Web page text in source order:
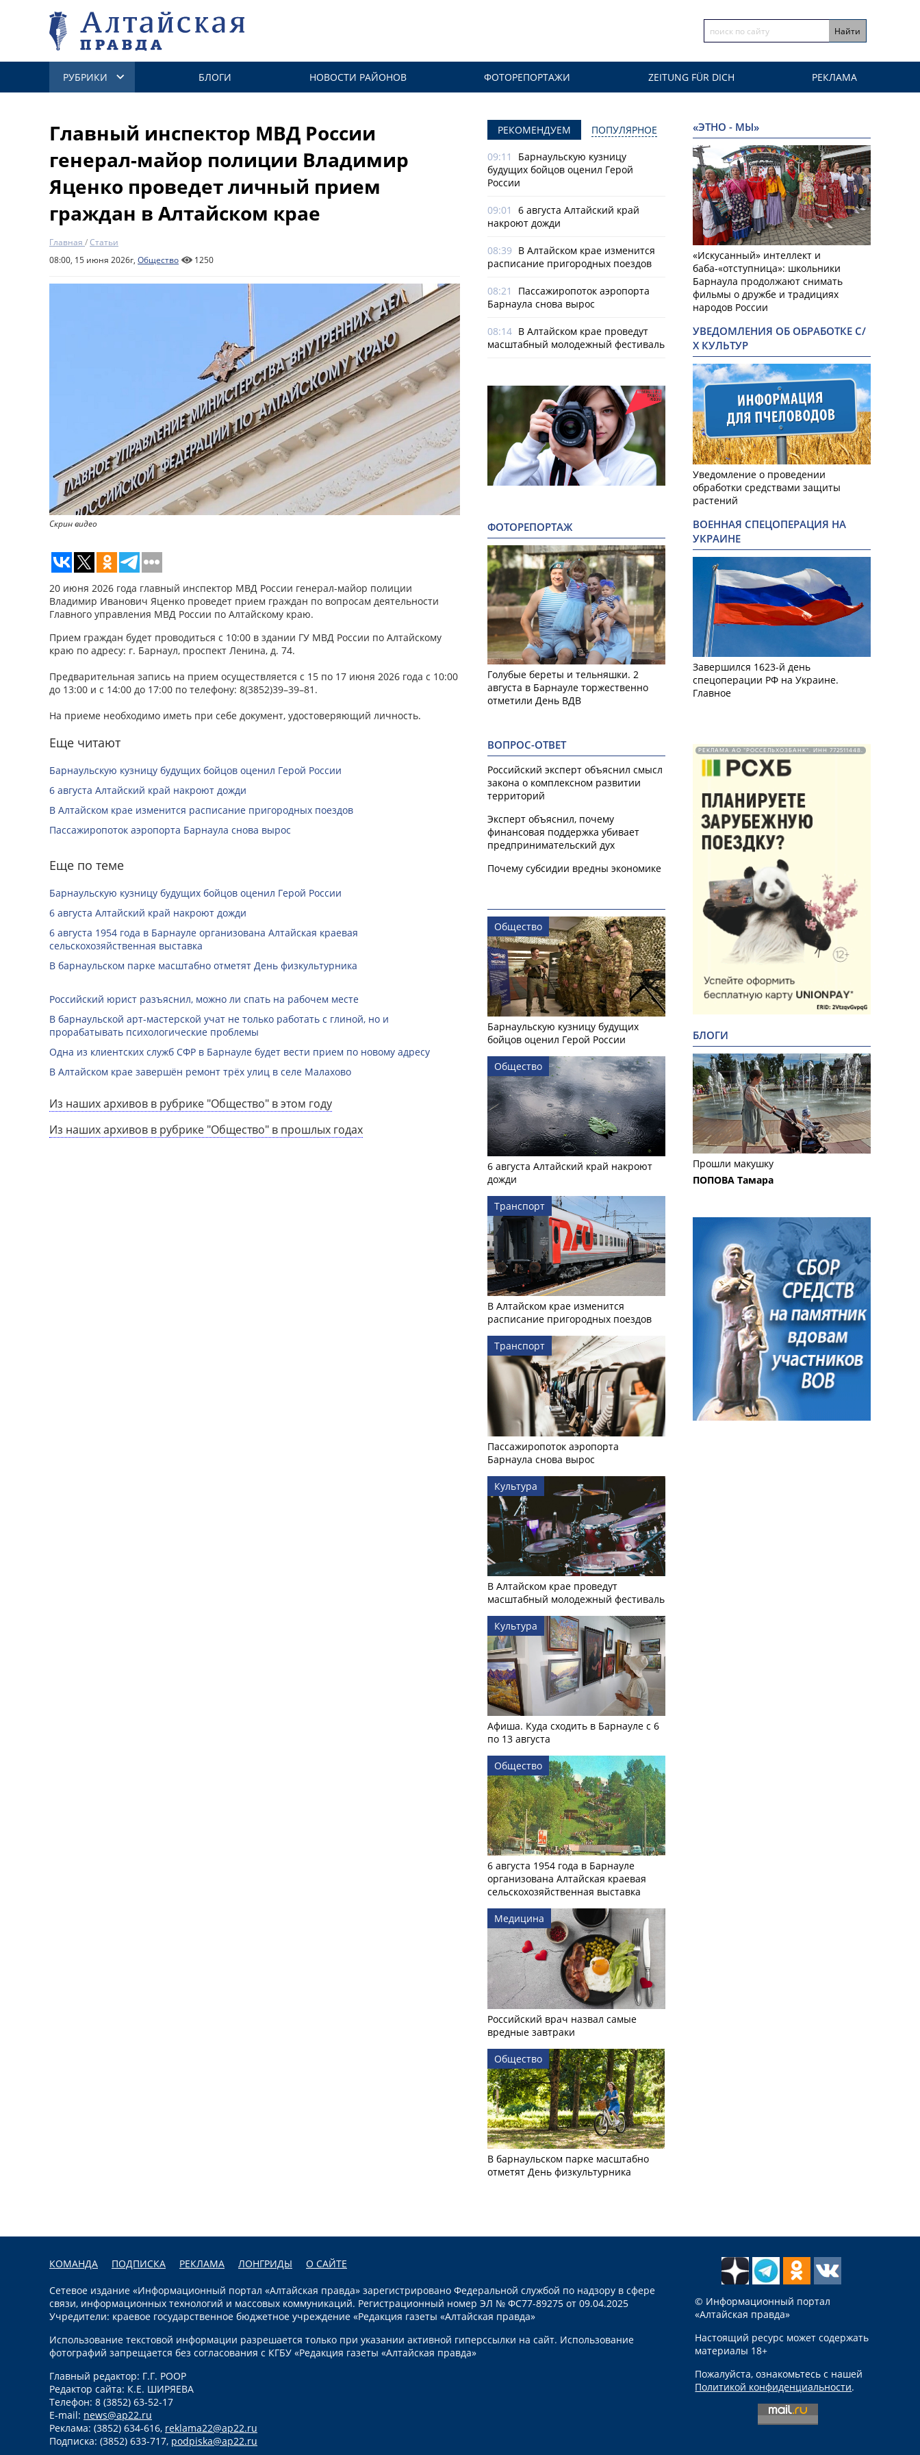
РУБРИКИ БЛОГИ НОВОСТИ РАЙОНОВ ФОТОРЕПОРТАЖИ ZEITUNG FÜR DICH РЕКЛАМА
Главный инспектор МВД России
генерал-майор полиции Владимир
Яценко проведет личный прием
граждан в Алтайском крае
Главная /Статьи
08:00, 15 июня 2026г, Общество 1250
Скрин видео
20 июня 2026 года главный инспектор МВД России генерал-майор полиции
Владимир Иванович Яценко проведет прием граждан по вопросам деятельности
Главного управления МВД России по Алтайскому краю.
Прием граждан будет проводиться с 10:00 в здании ГУ МВД России по Алтайскому
краю по адресу: г. Барнаул, проспект Ленина, д. 74.
Предварительная запись на прием осуществляется с 15 по 17 июня 2026 года с 10:00
до 13:00 и с 14:00 до 17:00 по телефону: 8(3852)39–39–81.
На приеме необходимо иметь при себе документ, удостоверяющий личность.
Еще читают
Барнаульскую кузницу будущих бойцов оценил Герой России
6 августа Алтайский край накроют дожди
В Алтайском крае изменится расписание пригородных поездов
Пассажиропоток аэропорта Барнаула снова вырос
Еще по теме
Барнаульскую кузницу будущих бойцов оценил Герой России
6 августа Алтайский край накроют дожди
6 августа 1954 года в Барнауле организована Алтайская краевая
сельскохозяйственная выставка
В барнаульском парке масштабно отметят День физкультурника
Российский юрист разъяснил, можно ли спать на рабочем месте
В барнаульской арт-мастерской учат не только работать с глиной, но и
прорабатывать психологические проблемы
Одна из клиентских служб СФР в Барнауле будет вести прием по новому адресу
В Алтайском крае завершён ремонт трёх улиц в селе Малахово
Из наших архивов в рубрике "Общество" в этом году
Из наших архивов в рубрике "Общество" в прошлых годах
РЕКОМЕНДУЕМ ПОПУЛЯРНОЕ
09:11
Барнаульскую кузницу
будущих бойцов оценил Герой
России
09:01
6 августа Алтайский край
накроют дожди
08:39 В Алтайском крае изменится
расписание пригородных поездов
08:21
Пассажиропоток аэропорта
Барнаула снова вырос
08:14 В Алтайском крае проведут
масштабный молодежный фестиваль
ФОТОРЕПОРТАЖ
Голубые береты и тельняшки. 2
августа в Барнауле торжественно
отметили День ВДВ
ВОПРОС-ОТВЕТ
Российский эксперт объяснил смысл
закона о комплексном развитии
территорий
Эксперт объяснил, почему
финансовая поддержка убивает
предпринимательский дух
Почему субсидии вредны экономике
Общество
Барнаульскую кузницу будущих
бойцов оценил Герой России
Общество
6 августа Алтайский край накроют
дожди
Транспорт
В Алтайском крае изменится
расписание пригородных поездов
Транспорт
Пассажиропоток аэропорта
Барнаула снова вырос
Культура
В Алтайском крае проведут
масштабный молодежный фестиваль
Культура
Афиша. Куда сходить в Барнауле с 6
по 13 августа
Общество
6 августа 1954 года в Барнауле
организована Алтайская краевая
сельскохозяйственная выставка
Медицина
Российский врач назвал самые
вредные завтраки
Общество
В барнаульском парке масштабно
отметят День физкультурника
«ЭТНО - МЫ»
«Искусанный» интеллект и
баба-«отступница»: школьники
Барнаула продолжают снимать
фильмы о дружбе и традициях
народов России
УВЕДОМЛЕНИЯ ОБ ОБРАБОТКЕ С/
Х КУЛЬТУР
Уведомление о проведении
обработки средствами защиты
растений
ВОЕННАЯ СПЕЦОПЕРАЦИЯ НА
УКРАИНЕ
Завершился 1623-й день
спецоперации РФ на Украине.
Главное
РЕКЛАМА АО "РОССЕЛЬХОЗБАНК". ИНН 772511448.
БЛОГИ
Прошли макушку
ПОПОВА Тамара
КОМАНДА ПОДПИСКА РЕКЛАМА ЛОНГРИДЫ О САЙТЕ
Сетевое издание «Информационный портал «Алтайская правда» зарегистрировано Федеральной службой по надзору в сфере
связи, информационных технологий и массовых коммуникаций. Регистрационный номер ЭЛ № ФС77-89275 от 09.04.2025
Учредители: краевое государственное бюджетное учреждение «Редакция газеты «Алтайская правда»
Использование текстовой информации разрешается только при указании активной гиперссылки на сайт. Использование
фотографий запрещается без согласования с КГБУ «Редакция газеты «Алтайская правда»
Главный редактор: Г.Г. РООР
Редактор сайта: К.Е. ШИРЯЕВА
Телефон: 8 (3852) 63-52-17
E-mail: news@ap22.ru
Реклама: (3852) 634-616, reklama22@ap22.ru
Подписка: (3852) 633-717, podpiska@ap22.ru
© Информационный портал
«Алтайская правда»
Настоящий ресурс может содержать
материалы 18+
Пожалуйста, ознакомьтесь с нашей
Политикой конфиденциальности.